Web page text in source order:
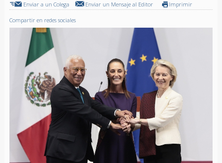
Enviar a un Colega Enviar un Mensaje al Editor Imprimir
Compartir en redes sociales